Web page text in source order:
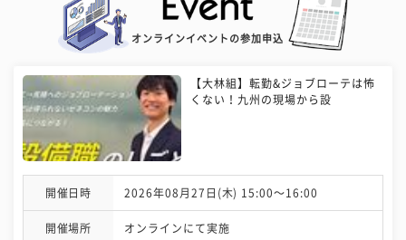
オンラインイベントの参加申込
【大林組】転勤&ジョブローテは怖
くない！九州の現場から設
開催日時 2026年08月27日(木) 15:00〜16:00
開催場所 オンラインにて実施